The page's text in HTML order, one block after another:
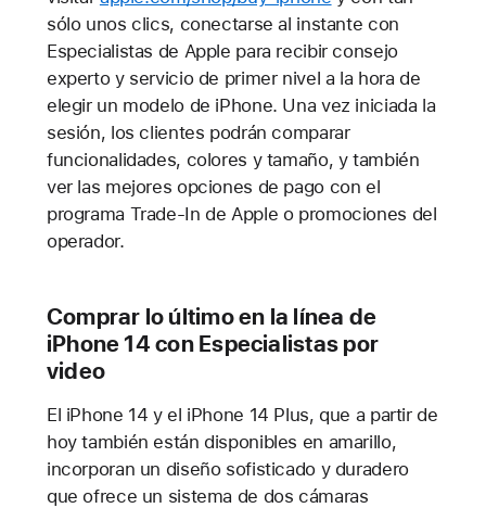
sólo unos clics, conectarse al instante con
Especialistas de Apple para recibir consejo
experto y servicio de primer nivel a la hora de
elegir un modelo de iPhone. Una vez iniciada la
sesión, los clientes podrán comparar
funcionalidades, colores y tamaño, y también
ver las mejores opciones de pago con el
programa Trade-In de Apple o promociones del
operador.
Comprar lo último en la línea de
iPhone 14 con Especialistas por
video
El iPhone 14 y el iPhone 14 Plus, que a partir de
hoy también están disponibles en amarillo,
incorporan un diseño sofisticado y duradero
que ofrece un sistema de dos cámaras